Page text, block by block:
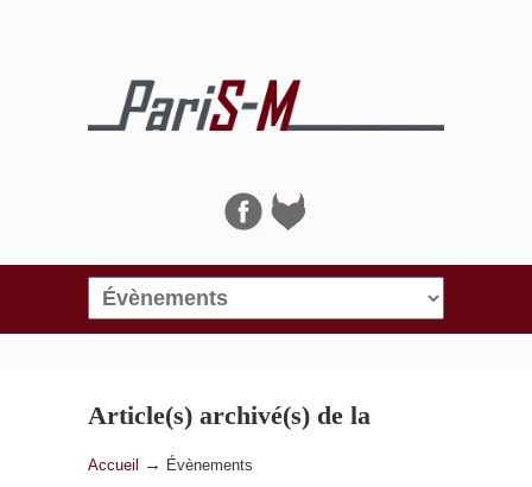
Navigation
Article(s) archivé(s) de la
catégorieÉvènements
Accueil → Évènements